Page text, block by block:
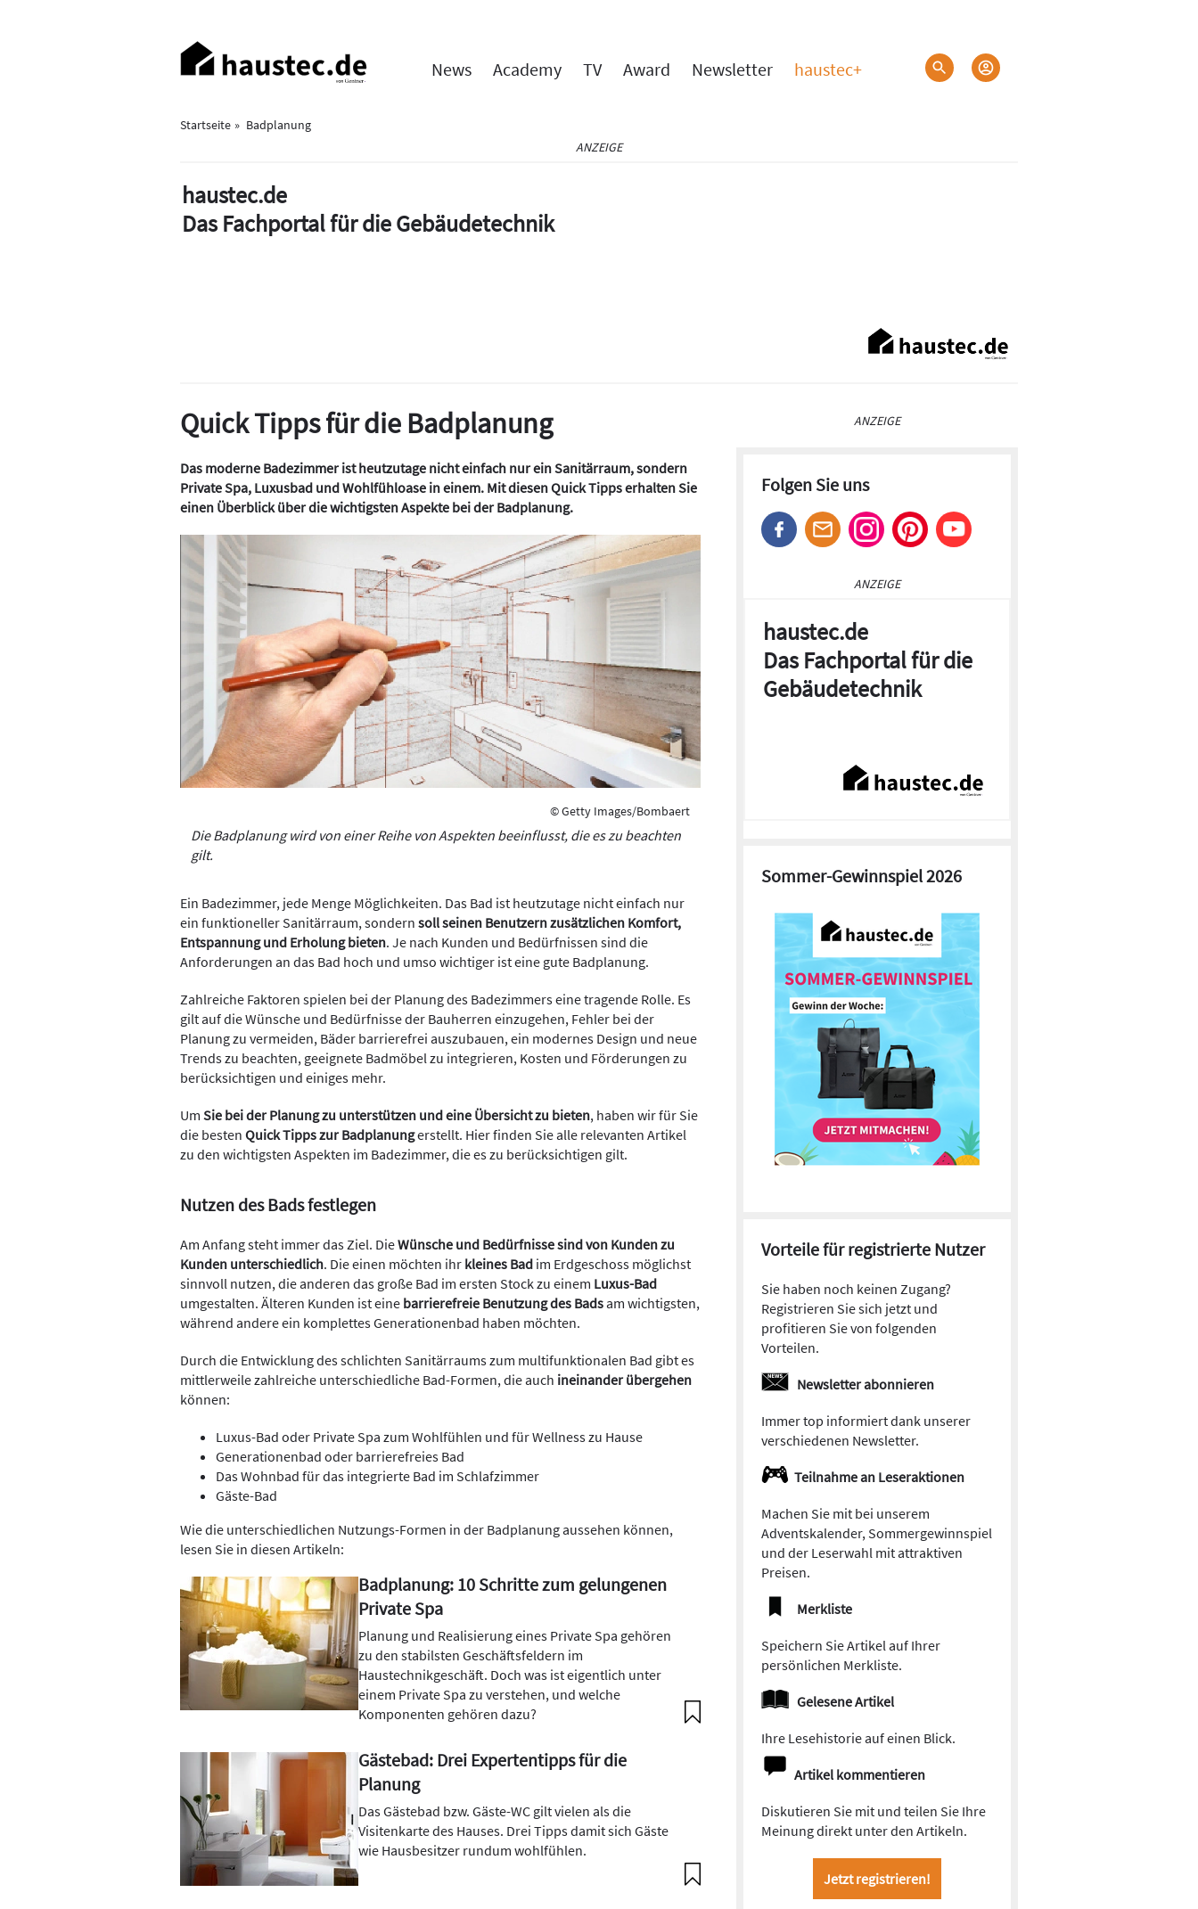
Haupt-
Navigation
News Academy TV Award Newsletter haustec+
Startseite
Badplanung
ANZEIGE
haustec.de
Das Fachportal für die Gebäudetechnik
Quick Tipps für die Badplanung
Das moderne Badezimmer ist heutzutage nicht einfach nur ein Sanitärraum, sondern
Private Spa, Luxusbad und Wohlfühloase in einem. Mit diesen Quick Tipps erhalten Sie
einen Überblick über die wichtigsten Aspekte bei der Badplanung.
© Getty Images/Bombaert
Die Badplanung wird von einer Reihe von Aspekten beeinflusst, die es zu beachten
gilt.
Ein Badezimmer, jede Menge Möglichkeiten. Das Bad ist heutzutage nicht einfach nur
ein funktioneller Sanitärraum, sondern soll seinen Benutzern zusätzlichen Komfort,
Entspannung und Erholung bieten. Je nach Kunden und Bedürfnissen sind die
Anforderungen an das Bad hoch und umso wichtiger ist eine gute Badplanung.
Zahlreiche Faktoren spielen bei der Planung des Badezimmers eine tragende Rolle. Es
gilt auf die Wünsche und Bedürfnisse der Bauherren einzugehen, Fehler bei der
Planung zu vermeiden, Bäder barrierefrei auszubauen, ein modernes Design und neue
Trends zu beachten, geeignete Badmöbel zu integrieren, Kosten und Förderungen zu
berücksichtigen und einiges mehr.
Um Sie bei der Planung zu unterstützen und eine Übersicht zu bieten, haben wir für Sie
die besten Quick Tipps zur Badplanungerstellt. Hier finden Sie alle relevanten Artikel
zu den wichtigsten Aspekten im Badezimmer, die es zu berücksichtigen gilt.
Nutzen des Bads festlegen
Am Anfang steht immer das Ziel. DieWünsche und Bedürfnisse sind von Kunden zu
Kunden unterschiedlich. Die einen möchten ihr kleines Bad im Erdgeschoss möglichst
sinnvoll nutzen, die anderen das große Bad im ersten Stock zu einem Luxus-Bad
umgestalten. Älteren Kunden ist eine barrierefreie Benutzung des Badsam wichtigsten,
während andere ein komplettes Generationenbad haben möchten.
Durch die Entwicklung des schlichten Sanitärraums zum multifunktionalen Bad gibt es
mittlerweile zahlreiche unterschiedliche Bad-Formen, die auch ineinander übergehen
können:
Luxus-Bad oder Private Spa zum Wohlfühlen und für Wellness zu Hause
Generationenbad oder barrierefreies Bad
Das Wohnbad für das integrierte Bad im Schlafzimmer
Gäste-Bad
Wie die unterschiedlichen Nutzungs-Formen in der Badplanung aussehen können,
lesen Sie in diesen Artikeln:
Badplanung: 10 Schritte zum gelungenen
Private Spa
Planung und Realisierung eines Private Spa gehören
zu den stabilsten Geschäftsfeldern im
Haustechnikgeschäft. Doch was ist eigentlich unter
einem Private Spa zu verstehen, und welche
Komponenten gehören dazu?
Gästebad: Drei Expertentipps für die
Planung
Das Gästebad bzw. Gäste-WC gilt vielen als die
Visitenkarte des Hauses. Drei Tipps damit sich Gäste
wie Hausbesitzer rundum wohlfühlen.
ANZEIGE
Folgen Sie uns
ANZEIGE
haustec.de
Das Fachportal für die
Gebäudetechnik
Sommer-Gewinnspiel 2026
Vorteile für registrierte Nutzer
Sie haben noch keinen Zugang?
Registrieren Sie sich jetzt und
profitieren Sie von folgenden
Vorteilen.
Newsletter abonnieren
Immer top informiert dank unserer
verschiedenen Newsletter.
Teilnahme an Leseraktionen
Machen Sie mit bei unserem
Adventskalender, Sommergewinnspiel
und der Leserwahl mit attraktiven
Preisen.
Merkliste
Speichern Sie Artikel auf Ihrer
persönlichen Merkliste.
Gelesene Artikel
Ihre Lesehistorie auf einen Blick.
Artikel kommentieren
Diskutieren Sie mit und teilen Sie Ihre
Meinung direkt unter den Artikeln.
Jetzt registrieren!